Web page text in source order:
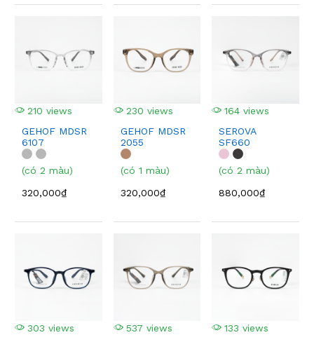
210 views
GEHOF MDSR
6107
(có 2 màu)
320,000₫
230 views
GEHOF MDSR
2055
(có 1 màu)
320,000₫
164 views
SEROVA
SF660
(có 2 màu)
880,000₫
303 views
537 views
133 views